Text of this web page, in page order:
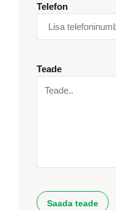
Telefon
Teade